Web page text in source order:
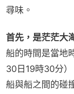
尋味。
首先，是茫茫大
船的時間是當地
30日19時30分）
船與船之間的碰